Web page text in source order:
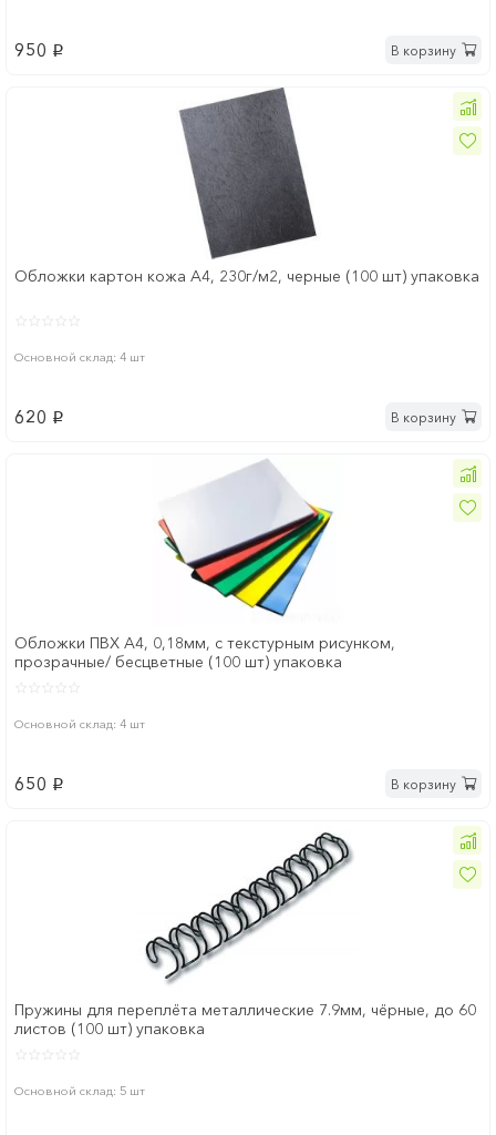
950 p В корзину
Обложки картон кожа А4, 230г/м2, черные (100 шт) упаковка
Основной склад: 4 шт
620 p В корзину
Обложки ПВХ А4, 0,18мм, с текстурным рисунком,
прозрачные/ бесцветные (100 шт) упаковка
Основной склад: 4 шт
650 p В корзину
Пружины для переплёта металлические 7.9мм, чёрные, до 60
листов (100 шт) упаковка
Основной склад: 5 шт